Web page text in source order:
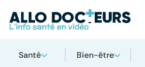
Santé Bien-être